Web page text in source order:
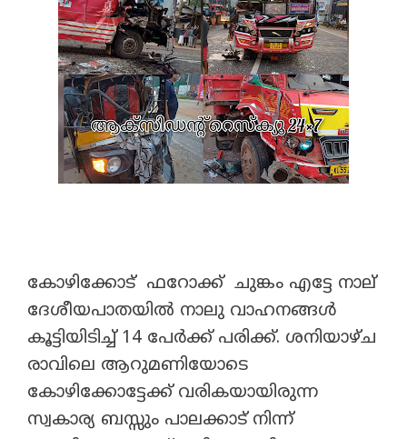
കോഴിക്കോട് ഫറോക്ക് ചുങ്കം എട്ടേ നാല്
ദേശീയപാതയിൽ നാലു വാഹനങ്ങൾ
കൂട്ടിയിടിച്ച് 14 പേർക്ക് പരിക്ക്. ശനിയാഴ്ച
രാവിലെ ആറുമണിയോടെ
കോഴിക്കോട്ടേക്ക് വരികയായിരുന്ന
സ്വകാര്യ ബസ്സും പാലക്കാട് നിന്ന്